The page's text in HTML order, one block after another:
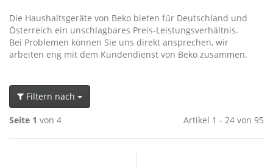
Die Haushaltsgeräte von Beko bieten für Deutschland und
Österreich ein unschlagbares Preis-Leistungsverhältnis.
Bei Problemen können Sie uns direkt ansprechen, wir
arbeiten eng mit dem Kundendienst von Beko zusammen.
Filtern nach
Seite 1 von 4 Artikel 1 - 24 von 95